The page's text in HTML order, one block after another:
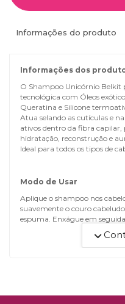
Informações do produto
Informações dos
O Shampoo Unicórnio Belkit
tecnológica com Óleos
Queratina e Silicone
Atua selando as cutículas e
ativos dentro da fibra capilar,
hidratação, reconstrução e
Ideal para todos os tipos de
Modo de Usar
Aplique o shampoo nos
suavemente o couro
espuma. Enxágue em seguida.